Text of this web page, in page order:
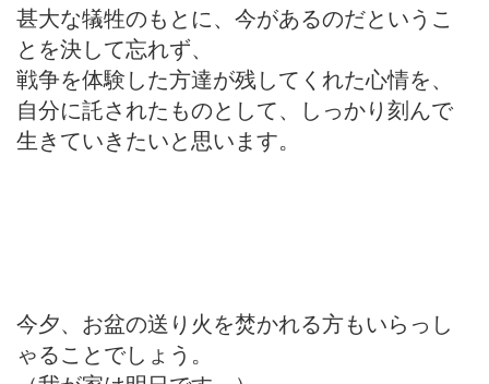
甚大な犠牲のもとに、今があるのだというこ
とを決して忘れず、
戦争を体験した方達が残してくれた心情を、
自分に託されたものとして、しっかり刻んで
生きていきたいと思います。
今夕、お盆の送り火を焚かれる方もいらっし
ゃることでしょう。